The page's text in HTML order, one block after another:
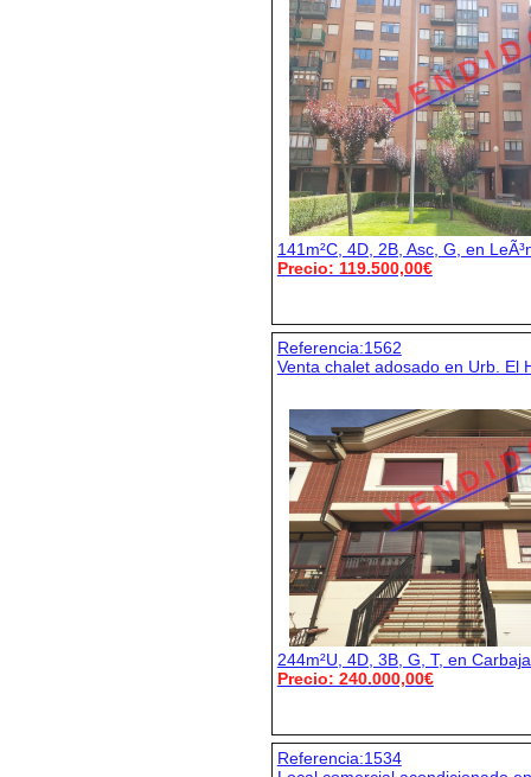
V E N D I
141m²C, 4D, 2B, Asc, G, en
Precio: 119.500,00€
Referencia:1562
Venta chalet adosado en Urb. El
V E N D I
244m²U, 4D, 3B, G, T, en
Precio: 240.000,00€
Referencia:1534